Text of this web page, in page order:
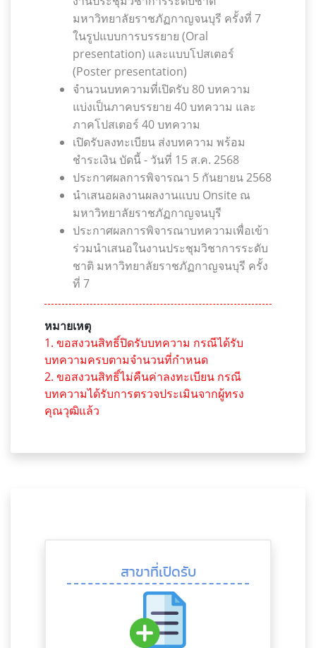
มหาวิทยาลัยราชภัฏกาญจนบุรี ครั้งที่ 7
ในรูปแบบการบรรยาย (Oral
presentation) และแบบโปสเตอร์
(Poster presentation)
จำนวนบทความที่เปิดรับ 80 บทความ
แบ่งเป็นภาคบรรยาย 40 บทความ และ
ภาคโปสเตอร์ 40 บทความ
เปิดรับลงทะเบียน ส่งบทความ พร้อม
ชำระเงิน บัดนี้ - วันที่ 15 ส.ค. 2568
ประกาศผลการพิจารณา 5 กันยายน 2568
นำเสนอผลงานผลงานแบบ Onsite ณ
มหาวิทยาลัยราชภัฏกาญจนบุรี
ประกาศผลการพิจารณาบทความเพื่อเข้า
ร่วมนำเสนอในงานประชุมวิชาการระดับ
ชาติ มหาวิทยาลัยราชภัฏกาญจนบุรี ครั้ง
ที่ 7
หมายเหตุ
1. ขอสงวนสิทธิ์ปิดรับบทความ กรณีได้รับ
บทความครบตามจำนวนที่กำหนด
2. ขอสงวนสิทธิ์ไม่คืนค่าลงทะเบียน กรณี
บทความได้รับการตรวจประเมินจากผู้ทรง
คุณวุฒิแล้ว
สาขาที่เปิดรับ